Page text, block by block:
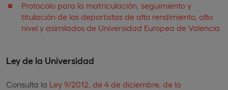
Protocolo para la matriculación, seguimiento y
titulación de los deportistas de alto rendimiento, alto
nivel y asimilados de Universidad Europea de Valencia
Ley de la Universidad
Consulta la Ley 9/2012, de 4 de diciembre, de la